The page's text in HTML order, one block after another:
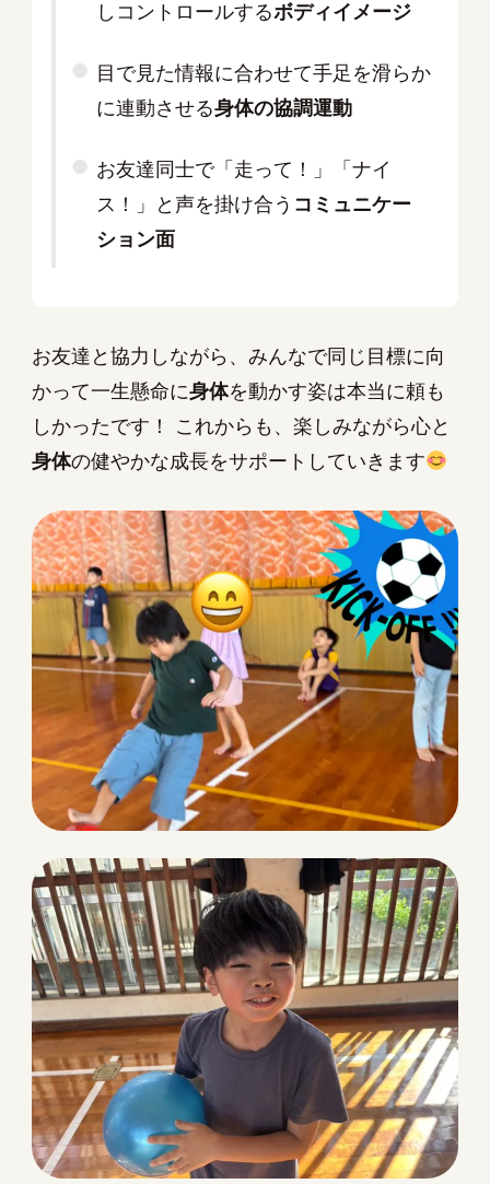
しコントロールするボディイメージ
目で見た情報に合わせて手足を滑らか
に連動させる身体の協調運動
お友達同士で「走って！」「ナイ
ス！」と声を掛け合う コミュニケー
ション面
お友達と協力しながら、みんなで同じ目標に向
かって一生懸命に身体を動かす姿は本当に頼も
しかったです！ これからも、楽しみながら心と
身体の健やかな成長をサポートしていきます